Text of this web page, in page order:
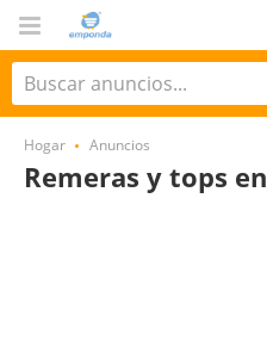
Hogar Anuncios
Remeras y tops